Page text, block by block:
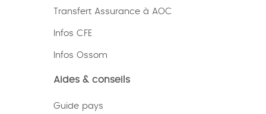
Transfert Assurance à AOC
Infos CFE
Infos Ossom
Aides & conseils
Guide pays